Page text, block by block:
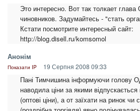
Это интересно. Вот так толкает
чиновников. Задумайтесь - "стать
Кстати посмотрите интересный сайт:
http://blog.disell.ru/komsomol
Анонім
Показати IP 19 Серпня 2008 09:33
Пані Тимчишина інформуючи голову
наводила ціни за якими
(оптові ціни), а от заїхати на ринок чи